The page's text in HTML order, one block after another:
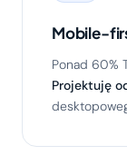
Mobile-
Ponad 60%
Projektuję